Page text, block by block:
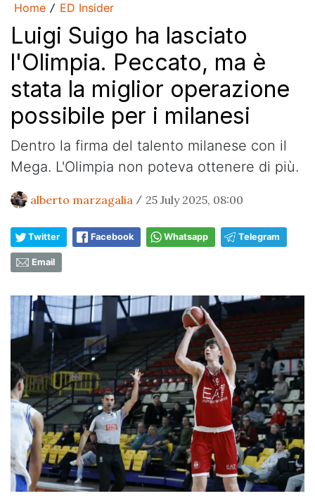
Home / ED Insider
Luigi Suigo ha lasciato
l'Olimpia. Peccato, ma è
stata la miglior operazione
possibile per i milanesi
Dentro la firma del talento milanese con il
Mega. L'Olimpia non poteva ottenere di più.
alberto marzagalia / 25 July 2025, 08:00
Twitter Facebook Whatsapp Telegram
Email